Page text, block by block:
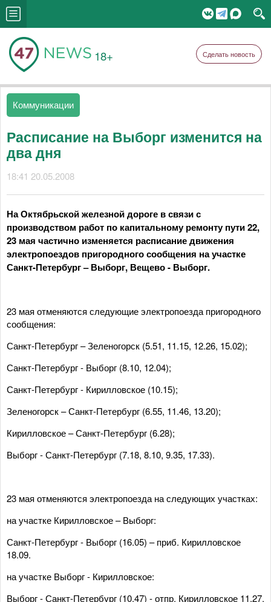
18+ Сделать новость
Коммуникации
Расписание на Выборг изменится на
два дня
18:41 20.05.2008
На Октябрьской железной дороге в связи с
производством работ по капитальному ремонту пути 22,
23 мая частично изменяется расписание движения
электропоездов пригородного сообщения на участке
Санкт-Петербург – Выборг, Вещево - Выборг.
23 мая отменяются следующие электропоезда пригородного
сообщения:
Санкт-Петербург – Зеленогорск (5.51, 11.15, 12.26, 15.02);
Санкт-Петербург - Выборг (8.10, 12.04);
Санкт-Петербург - Кирилловское (10.15);
Зеленогорск – Санкт-Петербург (6.55, 11.46, 13.20);
Кирилловское – Санкт-Петербург (6.28);
Выборг - Санкт-Петербург (7.18, 8.10, 9.35, 17.33).
23 мая отменяются электропоезда на следующих участках:
на участке Кирилловское – Выборг:
Санкт-Петербург - Выборг (16.05) – приб. Кирилловское
18.09.
на участке Выборг - Кирилловское:
Выборг - Санкт-Петербург (10.47) - отпр. Кирилловское 11.27,